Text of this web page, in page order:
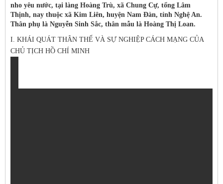
nho yêu nước, tại làng Hoàng Trù, xã Chung Cự, tổng Lâm
Thịnh, nay thuộc xã Kim Liên, huyện Nam Đàn, tỉnh Nghệ An.
Thân phụ là Nguyễn Sinh Sắc, thân mẫu là Hoàng Thị Loan.
I. KHÁI QUÁT THÂN THẾ VÀ SỰ NGHIỆP CÁCH MẠNG CỦA
CHỦ TỊCH HỒ CHÍ MINH